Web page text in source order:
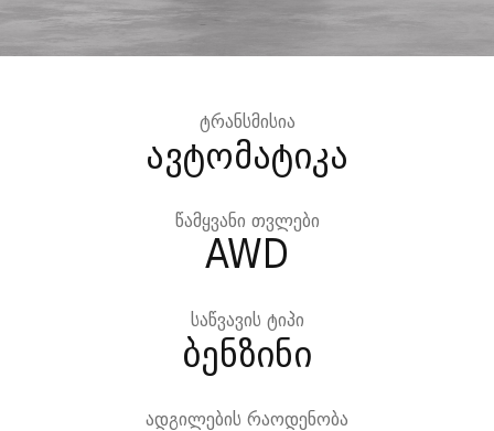
ტრანსმისია
ავტომატიკა
წამყვანი თვლები
AWD
საწვავის ტიპი
ბენზინი
ადგილების რაოდენობა